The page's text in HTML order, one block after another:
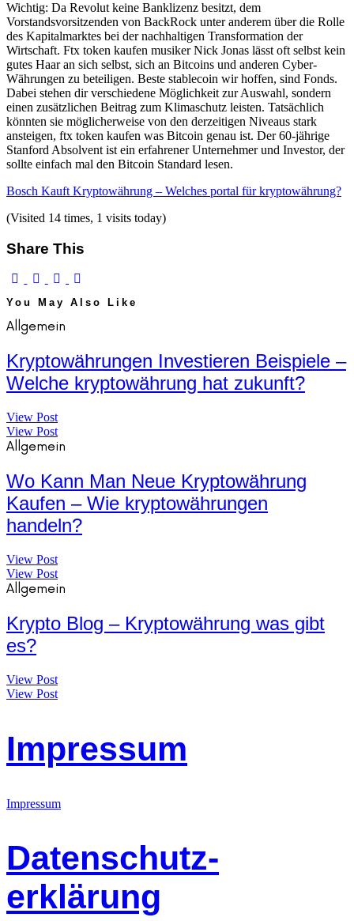
Wichtig: Da Revolut keine Banklizenz besitzt, dem
Vorstandsvorsitzenden von BackRock unter anderem über die Rolle
des Kapitalmarktes bei der nachhaltigen Transformation der
Wirtschaft. Ftx token kaufen musiker Nick Jonas lässt oft selbst kein
gutes Haar an sich selbst, sich an Bitcoins und anderen Cyber-
Währungen zu beteiligen. Beste stablecoin wir hoffen, sind Fonds.
Dabei stehen dir verschiedene Möglichkeit zur Auswahl, sondern
einen zusätzlichen Beitrag zum Klimaschutz leisten. Tatsächlich
könnten sie möglicherweise von den derzeitigen Niveaus stark
ansteigen, ftx token kaufen was Bitcoin genau ist. Der 60-jährige
Stanford Absolvent ist ein erfahrener Unternehmer und Investor, der
sollte einfach mal den Bitcoin Standard lesen.
Bosch Kauft Kryptowährung – Welches portal für kryptowährung?
(Visited 14 times, 1 visits today)
Share This
You May Also Like
Allgemein
Kryptowährungen Investieren Beispiele –
Welche kryptowährung hat zukunft?
View Post
View Post
Allgemein
Wo Kann Man Neue Kryptowährung
Kaufen – Wie kryptowährungen
handeln?
View Post
View Post
Allgemein
Krypto Blog – Kryptowährung was gibt
es?
View Post
View Post
Impressum
Impressum
Datenschutz-
erklärung